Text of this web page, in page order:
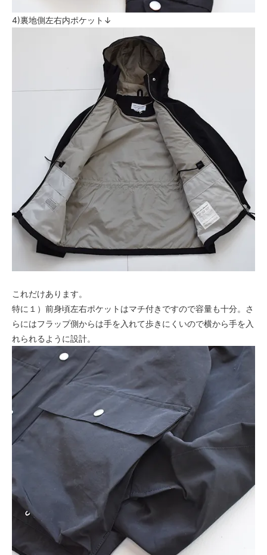
4)裏地側左右内ポケット↓
これだけあります。
特に１）前身頃左右ポケットはマチ付きですので容量も十分。さ
らにはフラップ側からは手を入れて歩きにくいので横から手を入
れられるように設計。